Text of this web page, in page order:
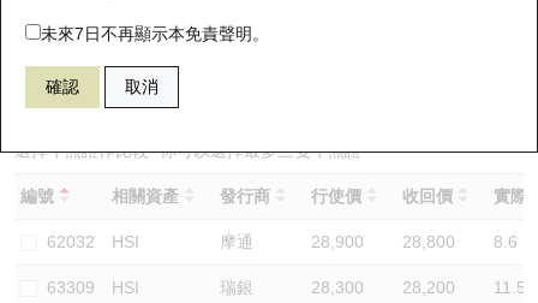
未來7日不再顯示本免責聲明。
確認 取消
54769 瑞銀熊證 HSI 恒生指數
選擇牛熊證作比較 *你可以選擇最多三隻牛熊證
編號 相關資產 發行商 行使價 收回價 實際
62032 HSI 摩通 28,900 28,800 8.6
63309 HSI 瑞銀 28,300 28,200 11.5
即將到期認股證
認股證到期結算價查詢
認股證分析儀
認股證速算機
牛熊證街貨分佈圖
正股牛熊證列表
新發行瑞銀牛熊證
已收回牛熊證剩餘價值
十天股證佔大市成交
資金流
街貨統計
三十大平均引伸波幅
恒指成份股
國指成份股
科指成份股
相關資產沽空
講座及教育短片
認股證投資者教育
牛熊證投資者教育
認股證牛熊證常問問題